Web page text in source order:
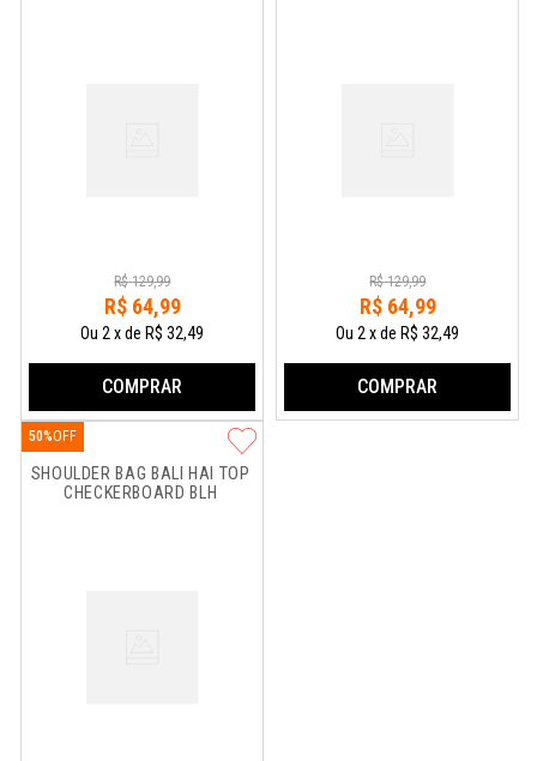
R$ 129,99
R$ 64,99
Ou2 xde R$ 32,49
COMPRAR
R$ 129,99
R$ 64,99
Ou2 xde R$ 32,49
COMPRAR
SHOULDER BAG BALI HAI TOP
CHECKERBOARD BLH
50%